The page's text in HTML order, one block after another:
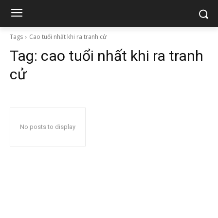
Tags Cao tuổi nhất khi ra tranh cử
Tag: cao tuổi nhất khi ra tranh
cử
No posts to display